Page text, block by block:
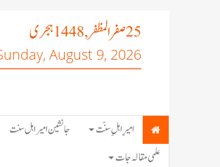
25صفر المظفر, 1448 ہجری
August 9, 2026
امیرِ اہلِ سنّت جانشین امیر اہل سنت
علمی مقالہ جات